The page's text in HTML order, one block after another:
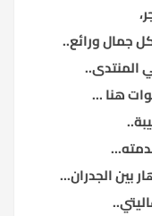
جمال ورائع..
المنتدى..
هنا ...
بين الجدران...